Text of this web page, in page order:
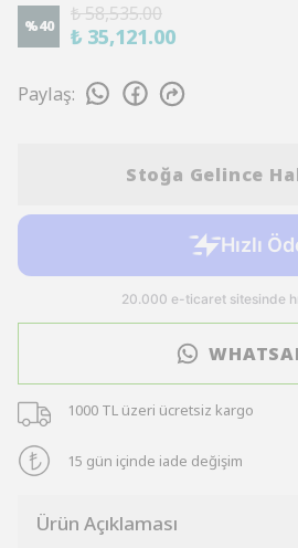
%40
₺ 58,535.00
₺ 35,121.00
Paylaş:
Stoğa Gelince
1000 TL üzeri ücretsiz kargo
15 gün içinde iade değişim
Ürün Açıklaması